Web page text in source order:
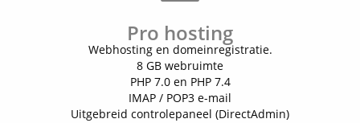
Pro hosting
Webhosting en domeinregistratie.
8 GB webruimte
PHP 7.0 en PHP 7.4
IMAP / POP3 e-mail
Uitgebreid controlepaneel (DirectAdmin)